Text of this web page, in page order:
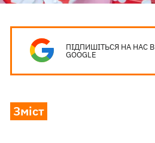
ПІДПИШІТЬСЯ НА НАС В
GOOGLE
Зміст